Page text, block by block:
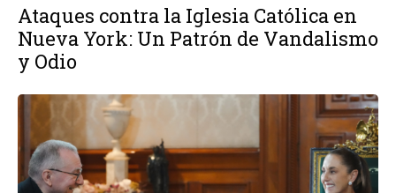
Ataques contra la Iglesia Católica en
Nueva York: Un Patrón de Vandalismo
y Odio